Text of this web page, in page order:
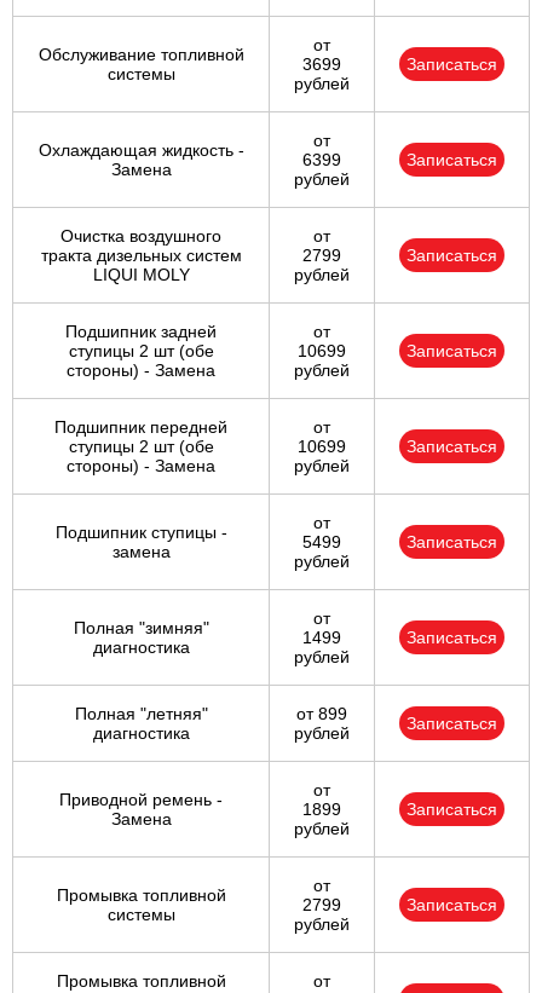
Обслуживание топливной
системы
от
3699
рублей
Записаться
Охлаждающая жидкость -
Замена
от
6399
рублей
Записаться
Очистка воздушного
тракта дизельных систем
LIQUI MOLY
от
2799
рублей
Записаться
Подшипник задней
ступицы 2 шт (обе
стороны) - Замена
от
10699
рублей
Записаться
Подшипник передней
ступицы 2 шт (обе
стороны) - Замена
от
10699
рублей
Записаться
Подшипник ступицы -
замена
от
5499
рублей
Записаться
Полная "зимняя"
диагностика
от
1499
рублей
Записаться
Полная "летняя"
диагностика
от 899
рублей
Записаться
Приводной ремень -
Замена
от
1899
рублей
Записаться
Промывка топливной
системы
от
2799
рублей
Записаться
Промывка топливной
от